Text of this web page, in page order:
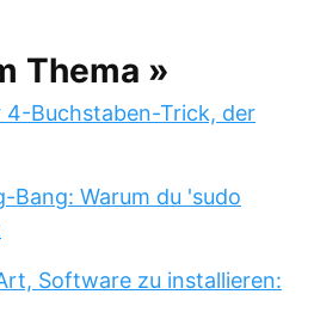
Thema »
Buchstaben-Trick, der
Bang: Warum du 'sudo
Software zu installieren: